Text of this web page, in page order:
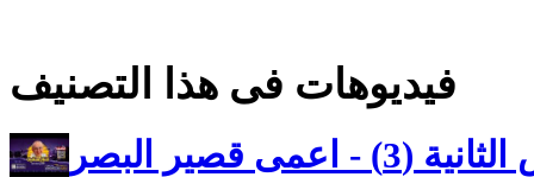
فيديوهات فى هذا التصنيف
كنوز مخفيه رسالة بطرس الثانية (3) - اعمى قصير البصر